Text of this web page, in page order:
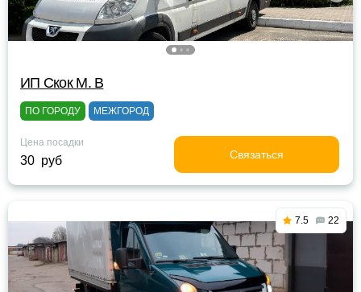
ИП Скок М. В
ПО ГОРОДУ МЕЖГОРОД
Цена посадки
30 руб Связаться
7.5 22